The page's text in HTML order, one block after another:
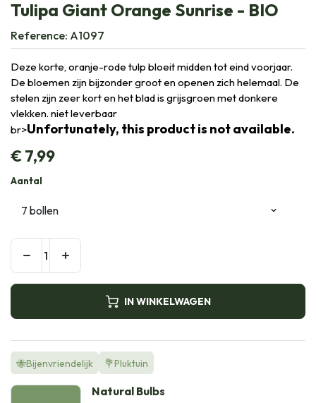
Tulipa Giant Orange Sunrise - BIO
Reference: A1097
Deze korte, oranje-rode tulp bloeit midden tot eind voorjaar.
De bloemen zijn bijzonder groot en openen zich helemaal. De
stelen zijn zeer kort en het blad is grijsgroen met donkere
vlekken. niet leverbaar
br>Unfortunately, this product is not available.
€7,99
Aantal
IN WINKELWAGEN
🐝Bijenvriendelijk 💐Pluktuin
Natural Bulbs